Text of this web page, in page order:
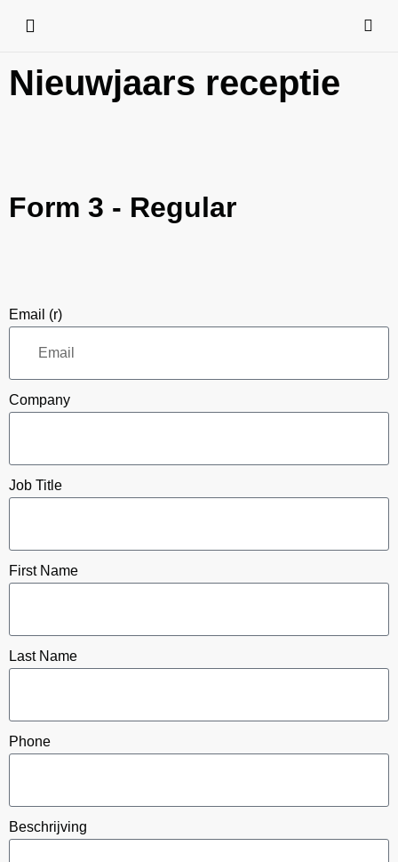
Nieuwjaars receptie
Form 3 - Regular
Email (r)
Company
Job Title
First Name
Last Name
Phone
Beschrijving